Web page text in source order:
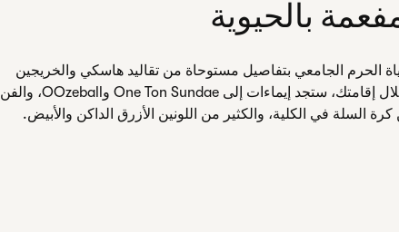
بالحيوية
الحرم الجامعي بتفاصيل مستوحاة من تقاليد هاسكي والخريجين
المشهورين. خلال إقامتك، ستجد إيماءات إلى One Ton Sundae وOOzeball، والفن
السلة في الكلية، والكثير من اللونين الأزرق الداكن والأبيض.